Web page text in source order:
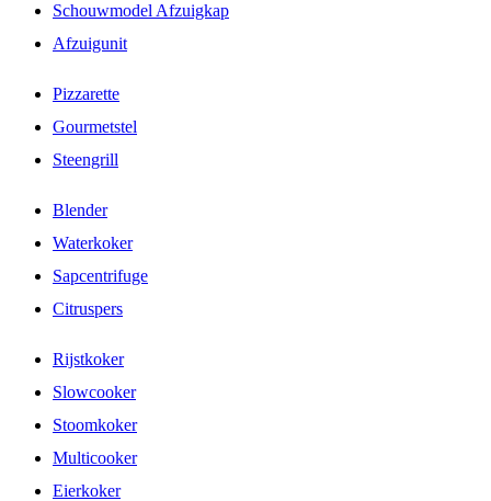
Schouwmodel Afzuigkap
Afzuigunit
Pizzarette
Gourmetstel
Steengrill
Blender
Waterkoker
Sapcentrifuge
Citruspers
Rijstkoker
Slowcooker
Stoomkoker
Multicooker
Eierkoker